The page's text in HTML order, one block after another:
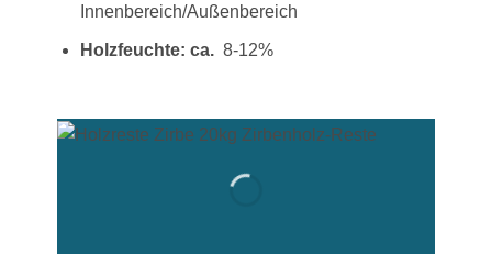
Innenbereich/Außenbereich
Holzfeuchte: ca.8-12%